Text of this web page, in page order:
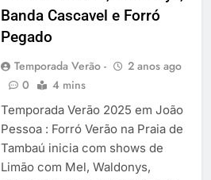
Banda Cascavel e Forró
Pegado
Temporada Verão -
2 anos ago
0
4 mins
Temporada Verão 2025 em João
Pessoa : Forró Verão na Praia de
Tambaú inicia com shows de
Limão com Mel, Waldonys,